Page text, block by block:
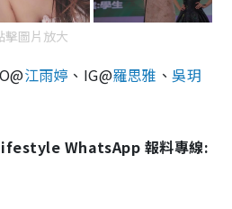
擊圖片放大
江雨婷 、IG@羅思雅 、吳玥
WhatsApp 報料專線: